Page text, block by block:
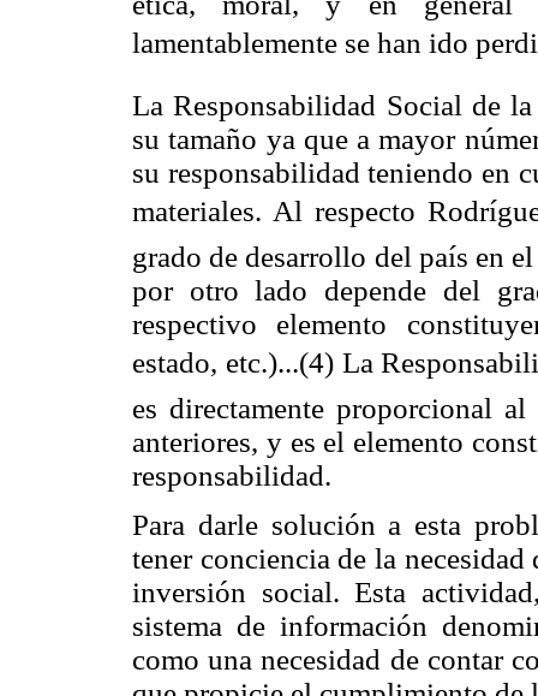
lamentablemente se han ido
La Responsabilidad Social de
su tamaño ya que a mayor
su responsabilidad teniendo en
materiales. Al respecto
grado de desarrollo del país en
por otro lado depende del
respectivo elemento
estado, etc.)...(4) La
es directamente proporcional
anteriores, y es el elemento
responsabilidad.
Para darle solución a esta
tener conciencia de la necesidad
inversión social. Esta
sistema de información
como una necesidad de contar